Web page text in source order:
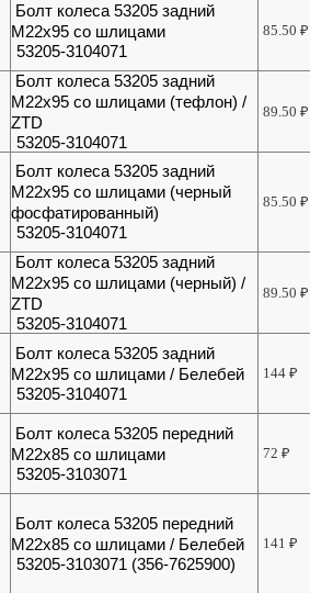
Болт колеса 53205 задний
М22х95 со шлицами
53205-3104071
85.50₽
Болт колеса 53205 задний
М22х95 со шлицами (тефлон) /
ZTD
53205-3104071
89.50₽
Болт колеса 53205 задний
М22х95 со шлицами (черный
фосфатированный)
53205-3104071
85.50₽
Болт колеса 53205 задний
М22х95 со шлицами (черный) /
ZTD
53205-3104071
89.50₽
Болт колеса 53205 задний
М22х95 со шлицами / Белебей
53205-3104071
144₽
Болт колеса 53205 передний
М22х85 со шлицами
53205-3103071
72₽
Болт колеса 53205 передний
М22х85 со шлицами / Белебей
53205-3103071 (356-7625900)
141₽